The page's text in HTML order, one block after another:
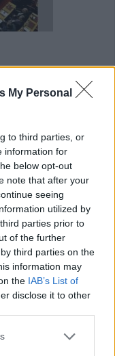
My Personal
to third parties, or
information for
below opt-out
note that after your
seeing
utilized by
parties prior to
of the further
third parties on the
information may
the IAB’s List of
disclose it to other
το
της ΝΔ
του το σχέδιο
για την
των υπαλλήλων
Κέντρου
και